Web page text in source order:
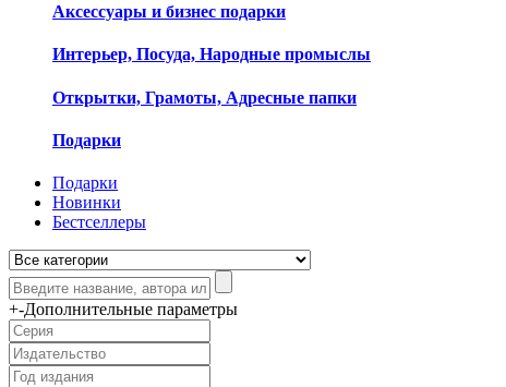
Аксессуары и бизнес подарки
Интерьер, Посуда, Народные промыслы
Открытки, Грамоты, Адресные папки
Подарки
Подарки
Новинки
Бестселлеры
+-Дополнительные параметры